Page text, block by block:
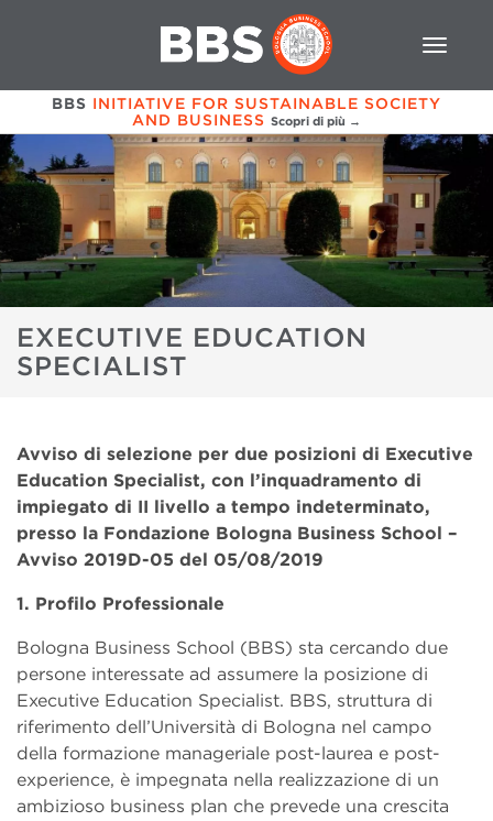
BBS INITIATIVE FOR SUSTAINABLE SOCIETY
AND BUSINESS Scopri di più →
EXECUTIVE EDUCATION
SPECIALIST
Avviso di selezione per due posizioni di Executive
Education Specialist, con l’inquadramento di
impiegato di II livello a tempo indeterminato,
presso la Fondazione Bologna Business School –
Avviso 2019D-05 del 05/08/2019
1. Profilo Professionale
Bologna Business School (BBS) sta cercando due
persone interessate ad assumere la posizione di
Executive Education Specialist. BBS, struttura di
riferimento dell’Università di Bologna nel campo
della formazione manageriale post-laurea e post-
experience, è impegnata nella realizzazione di un
ambizioso business plan che prevede una crescita